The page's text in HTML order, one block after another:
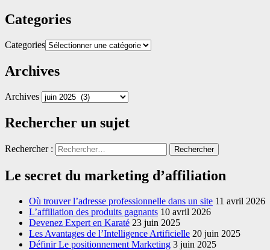
Categories
Categories
Archives
Archives
Rechercher un sujet
Rechercher :
Le secret du marketing d’affiliation
Où trouver l’adresse professionnelle dans un site 11 avril 2026
L’affiliation des produits gagnants 10 avril 2026
Devenez Expert en Karaté 23 juin 2025
Les Avantages de l’Intelligence Artificielle 20 juin 2025
Définir Le positionnement Marketing 3 juin 2025